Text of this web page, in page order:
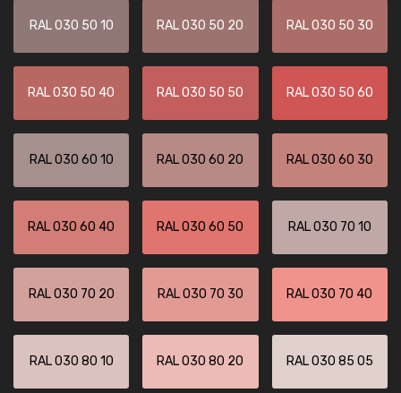
RAL 030 50 10 RAL 030 50 20 RAL 030 50 30
RAL 030 50 40 RAL 030 50 50 RAL 030 50 60
RAL 030 60 10 RAL 030 60 20 RAL 030 60 30
RAL 030 60 40 RAL 030 60 50 RAL 030 70 10
RAL 030 70 20 RAL 030 70 30 RAL 030 70 40
RAL 030 80 10 RAL 030 80 20 RAL 030 85 05